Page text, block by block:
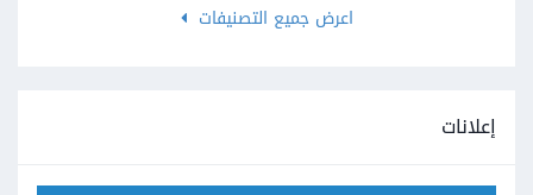
اعرض جميع التصنيفات
إعلانات